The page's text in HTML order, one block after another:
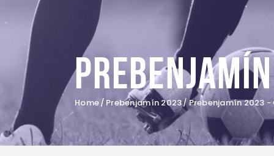
Home Prebenjamín 2023 Prebenjamín 2023 -